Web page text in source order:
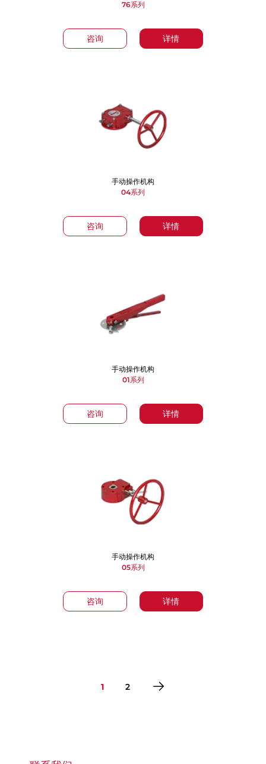
咨询 详情
76系列
咨询 详情
手动操作机构
04系列
咨询 详情
手动操作机构
01系列
咨询 详情
手动操作机构
05系列
1 2